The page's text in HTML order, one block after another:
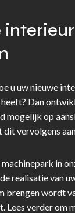
u uw nieuwe
Dan
mogelijk op
vervolgens
in
realisatie van
brengen wordt
Lees verder om